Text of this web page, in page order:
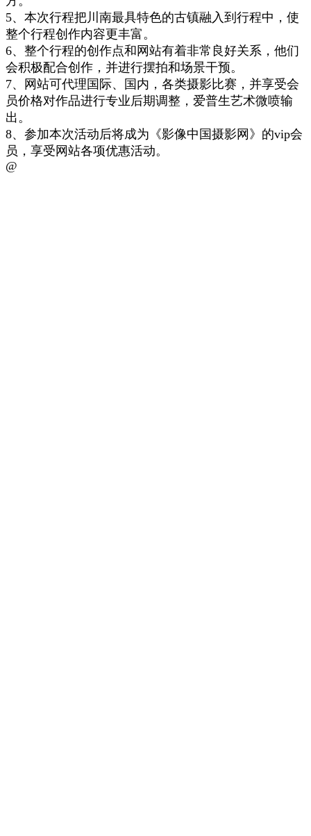
5、 本次行程把川南最具特色的古镇融入到 行程中 ， 使
整个行程创作内容更丰富。
6、 整个行程的创作点和网站有着非常良好关系，他们
会积极配合创作，并进行摆拍和场景干预。
7、
网站可代理国 际、 国内 ，各类摄影比赛， 并享受会
员价格对作品进行专业后期调整 ， 爱普生艺术微喷输
出。
8、参加本次活动后将成为《影像中国摄影网 》的vip会
员，享受 网站各项优惠活动。
@